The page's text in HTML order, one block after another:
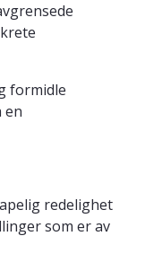
formidle
en
redelighet
som er av